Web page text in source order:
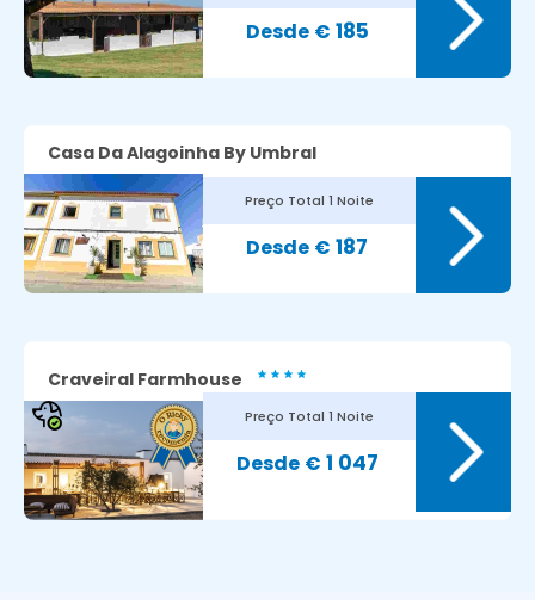
Avaliação dos nossos clientes: 8.1€ 185
Casa Da Alagoinha By Umbral
Preço Total 1 Noite
€ 187
Craveiral Farmhouse
Preço Total 1 Noite
€ 1 047